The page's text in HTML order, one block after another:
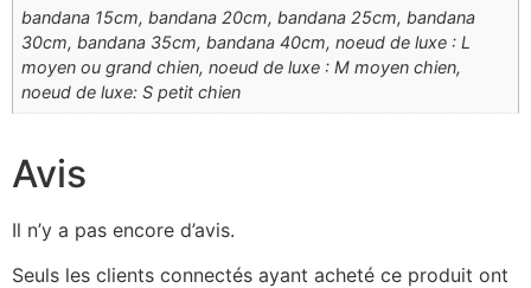
bandana 15cm, bandana 20cm, bandana 25cm, bandana
30cm, bandana 35cm, bandana 40cm, noeud de luxe : L
moyen ou grand chien, noeud de luxe : M moyen chien,
noeud de luxe: S petit chien
Avis
Il n’y a pas encore d’avis.
Seuls les clients connectés ayant acheté ce produit ont